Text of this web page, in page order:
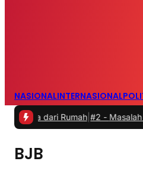
NASIONALINTERNASIONAL
dari Rumah| #2 -Masalah
BJB